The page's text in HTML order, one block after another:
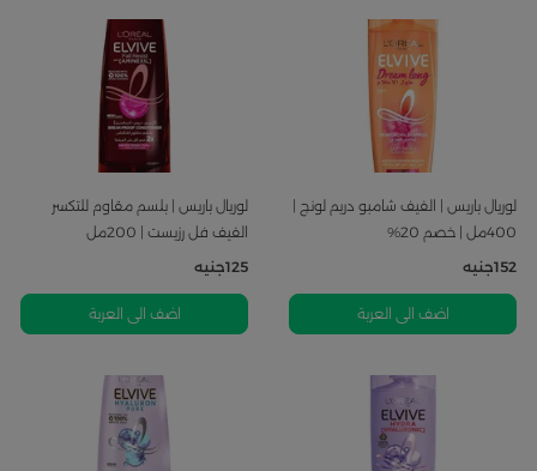
لوريال باريس | الفيف شامبو دريم لونج |
400مل | خصم 20%
152جنيه
اضف الى العربة
لوريال باريس | بلسم مقاوم للتكسر
الفيف فل رزيست | 200مل
125جنيه
اضف الى العربة